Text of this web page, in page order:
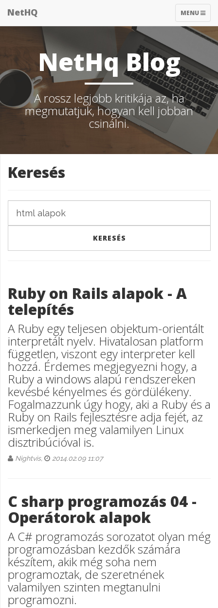
TOGGLE
MENU
NetHQ
NetHq Blog
A rossz legjobb kritikája az, ha
megmutatjuk, hogyan kell jobban
csinálni.
Keresés
Ruby on Rails alapok - A
telepítés
A Ruby egy teljesen objektum-orientált
interpretált nyelv. Hivatalosan platform
független, viszont egy interpreter kell
hozzá. Érdemes megjegyezni hogy, a
Ruby a windows alapú rendszereken
kevésbé kényelmes és gördülékeny.
Fogalmazzunk úgy hogy, aki a Ruby és a
Ruby on Rails fejlesztésre adja fejét, az
ismerkedjen meg valamilyen Linux
disztribúcióval is.
Nightvis, 2014.02.09 11:07
C sharp programozás 04 -
Operátorok alapok
A C# programozás sorozatot olyan még
programozásban kezdők számára
készítem, akik még soha nem
programoztak, de szeretnének
valamilyen szinten megtanulni
programozni.